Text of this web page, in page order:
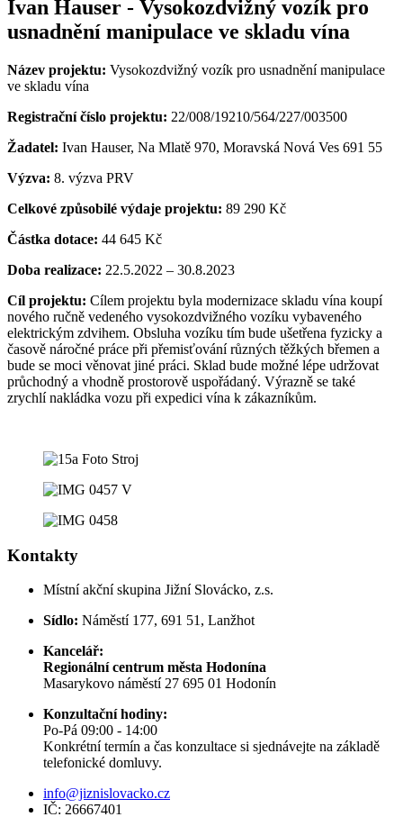
Ivan Hauser - Vysokozdvižný vozík pro
usnadnění manipulace ve skladu vína
Název projektu: Vysokozdvižný vozík pro usnadnění manipulace
ve skladu vína
Registrační číslo projektu: 22/008/19210/564/227/003500
Žadatel: Ivan Hauser, Na Mlatě 970, Moravská Nová Ves 691 55
Výzva: 8. výzva PRV
Celkové způsobilé výdaje projektu: 89 290 Kč
Částka dotace: 44 645 Kč
Doba realizace: 22.5.2022 – 30.8.2023
Cíl projektu: Cílem projektu byla modernizace skladu vína koupí
nového ručně vedeného vysokozdvižného vozíku vybaveného
elektrickým zdvihem. Obsluha vozíku tím bude ušetřena fyzicky a
časově náročné práce při přemisťování různých těžkých břemen a
bude se moci věnovat jiné práci. Sklad bude možné lépe udržovat
průchodný a vhodně prostorově uspořádaný. Výrazně se také
zrychlí nakládka vozu při expedici vína k zákazníkům.
Kontakty
Místní akční skupina Jižní Slovácko, z.s.
Sídlo: Náměstí 177, 691 51, Lanžhot
Kancelář:
Regionální centrum města Hodonína
Masarykovo náměstí 27 695 01 Hodonín
Konzultační hodiny:
Po-Pá 09:00 - 14:00
Konkrétní termín a čas konzultace si sjednávejte na základě
telefonické domluvy.
info@jiznislovacko.cz
IČ: 26667401